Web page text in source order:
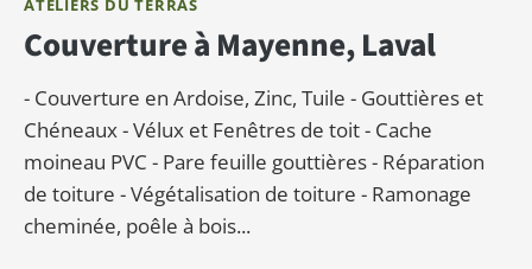
ATELIERS DU TERRAS
Couverture à Mayenne, Laval
- Couverture en Ardoise, Zinc, Tuile - Gouttières et
Chéneaux - Vélux et Fenêtres de toit - Cache
moineau PVC - Pare feuille gouttières - Réparation
de toiture - Végétalisation de toiture - Ramonage
cheminée, poêle à bois...